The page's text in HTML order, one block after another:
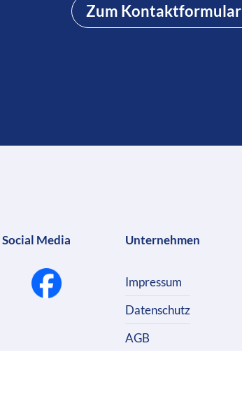
Zum Kontaktformular
Social Media Unternehmen
Impressum
Datenschutz
AGB